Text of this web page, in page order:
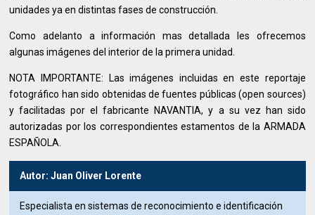
unidades ya en distintas fases de construcción.
Como adelanto a información mas detallada les ofrecemos
algunas imágenes del interior de la primera unidad.
NOTA IMPORTANTE: Las imágenes incluidas en este reportaje
fotográfico han sido obtenidas de fuentes públicas (open sources)
y facilitadas por el fabricante NAVANTIA, y a su vez han sido
autorizadas por los correspondientes estamentos de la ARMADA
ESPAÑOLA.
Autor: Juan Oliver Lorente
Especialista en sistemas de reconocimiento e identificación